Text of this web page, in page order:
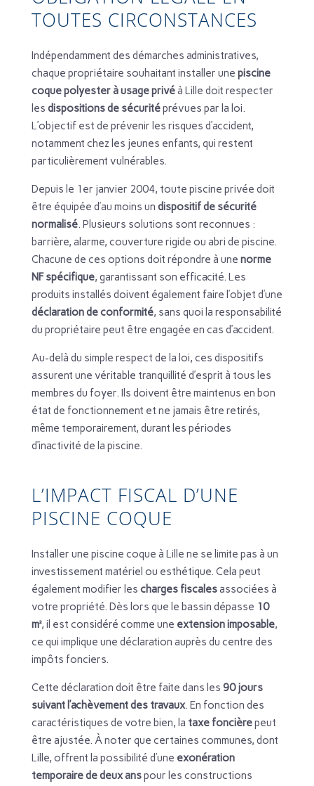
TOUTES CIRCONSTANCES
Indépendamment des démarches administratives,
chaque propriétaire souhaitant installer une piscine
coque polyester à usage privéà Lille doit respecter
les dispositions de sécuritéprévues par la loi.
L’objectif est de prévenir les risques d’accident,
notamment chez les jeunes enfants, qui restent
particulièrement vulnérables.
Depuis le 1er janvier 2004, toute piscine privée doit
être équipée d’au moins un dispositif de sécurité
normalisé. Plusieurs solutions sont reconnues :
barrière, alarme, couverture rigide ou abri de piscine.
Chacune de ces options doit répondre à une norme
NF spécifique, garantissant son efficacité. Les
produits installés doivent également faire l’objet d’une
déclaration de conformité, sans quoi la responsabilité
du propriétaire peut être engagée en cas d’accident.
Au-delà du simple respect de la loi, ces dispositifs
assurent une véritable tranquillité d’esprit à tous les
membres du foyer. Ils doivent être maintenus en bon
état de fonctionnement et ne jamais être retirés,
même temporairement, durant les périodes
d’inactivité de la piscine.
L’IMPACT FISCAL D’UNE
PISCINE COQUE
Installer une piscine coque à Lille ne se limite pas à un
investissement matériel ou esthétique. Cela peut
également modifier les charges fiscalesassociées à
votre propriété. Dès lors que le bassin dépasse 10
m², il est considéré comme une extension imposable,
ce qui implique une déclaration auprès du centre des
impôts fonciers.
Cette déclaration doit être faite dans les 90 jours
suivant l’achèvement des travaux. En fonction des
caractéristiques de votre bien, la taxe foncièrepeut
être ajustée. À noter que certaines communes, dont
Lille, offrent la possibilité d’une exonération
temporaire de deux anspour les constructions